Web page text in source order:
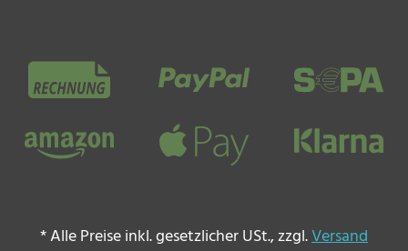
Zahlungsmethoden
*Alle Preise inkl. gesetzlicher USt., zzgl.Versand